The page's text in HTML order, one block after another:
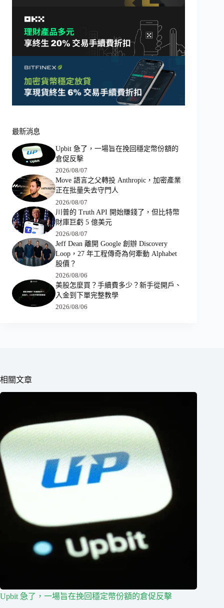
最新消息
Upbit 急了，一場旨在挽回穩定幣份額的
倉促反擊
2026/08/07
Move 語言之父轉投 Anthropic，加密產業
正在批量失去守門人
2026/08/07
川普的 Truth API 開始賺錢了，但比特幣
財庫巨虧 5 億美元
2026/08/07
Jeff Dean 離開 Google 創辦 Discovery
Loop，27 年工程傳奇為何牽動 Alphabet
股價？
2026/08/06
美股怎麼買？手續費多少？新手從開戶、
入金到下單完整教學
2026/08/06
相關文章
Upbit 急了，一場旨在挽回穩定幣份額的倉促反擊